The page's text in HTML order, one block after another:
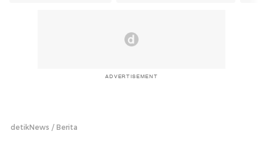
ADVERTISEMENT
detikNews Berita